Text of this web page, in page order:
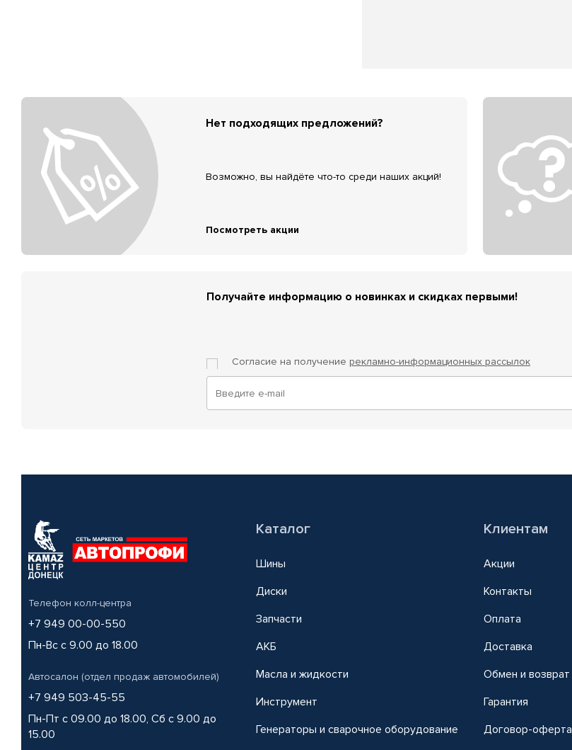
Нет подходящих предложений?
Возможно, вы найдёте что-то среди наших акций!
Посмотреть акции
Получайте информацию о новинках и скидках первыми!
Согласие на получение рекламно-информационных рассылок
Телефон колл-центра
+7 949 00-00-550
Пн-Вс с 9.00 до 18.00
Автосалон (отдел продаж автомобилей)
+7 949 503-45-55
Пн-Пт с 09.00 до 18.00, Сб с 9.00 до
15.00
Каталог
Шины
Диски
Запчасти
АКБ
Масла и жидкости
Инструмент
Генераторы и сварочное оборудование
Клиентам
Акции
Контакты
Оплата
Доставка
Обмен и возврат
Гарантия
Договор-оферта